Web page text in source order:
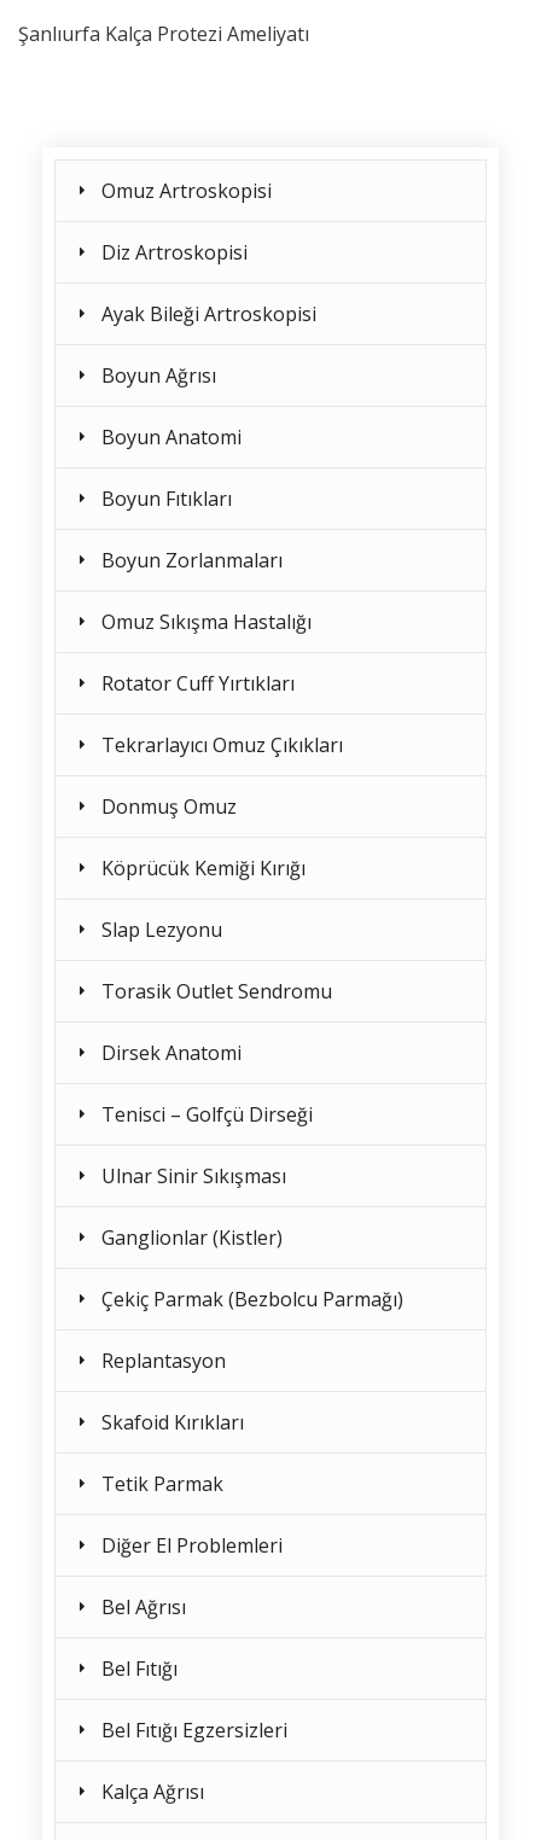
Şanlıurfa Kalça Protezi Ameliyatı
Omuz Artroskopisi
Diz Artroskopisi
Ayak Bileği Artroskopisi
Boyun Ağrısı
Boyun Anatomi
Boyun Fıtıkları
Boyun Zorlanmaları
Omuz Sıkışma Hastalığı
Rotator Cuff Yırtıkları
Tekrarlayıcı Omuz Çıkıkları
Donmuş Omuz
Köprücük Kemiği Kırığı
Slap Lezyonu
Torasik Outlet Sendromu
Dirsek Anatomi
Tenisci – Golfçü Dirseği
Ulnar Sinir Sıkışması
Ganglionlar (Kistler)
Çekiç Parmak (Bezbolcu Parmağı)
Replantasyon
Skafoid Kırıkları
Tetik Parmak
Diğer El Problemleri
Bel Ağrısı
Bel Fıtığı
Bel Fıtığı Egzersizleri
Kalça Ağrısı